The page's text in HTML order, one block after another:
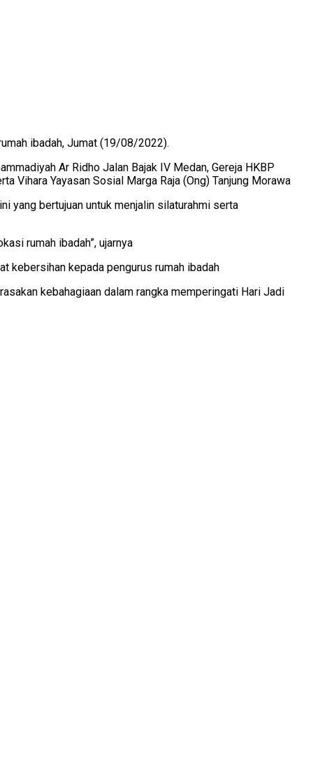
ibadah, Jumat (19/08/2022).
Ar Ridho Jalan Bajak IV Medan, Gereja HKBP
Vihara Yayasan Sosial Marga Raja (Ong) Tanjung Morawa
yang bertujuan untuk menjalin silaturahmi serta
rumah ibadah”, ujarnya
kebersihan kepada pengurus rumah ibadah
kebahagiaan dalam rangka memperingati Hari Jadi